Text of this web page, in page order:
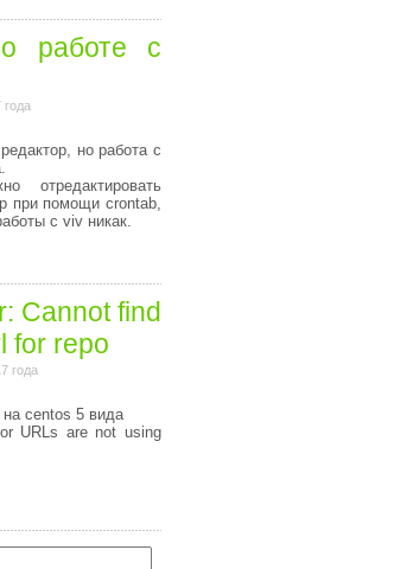
работе с
но работа с
отредактировать
при помощи crontab,
с viv никак.
Cannot find
for repo
года
на centos 5 вида
URLs are not using